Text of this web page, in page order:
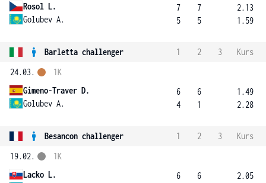
Rosol L.
Golubev A.
7
5
7
5
2.13
1.59
Barletta challenger 1 2 3
Kurs
24.03.
Gimeno-Traver D.
Golubev A.
1K
6
4
6
1
1.49
2.28
Besancon challenger 1 2 3
Kurs
19.02.
Lacko L.
1K
6
6
2.05